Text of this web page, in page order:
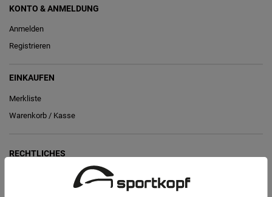
KONTO & ANMELDUNG
Anmelden
Registrieren
EINKAUFEN
Merkliste
Warenkorb / Kasse
RECHTLICHES